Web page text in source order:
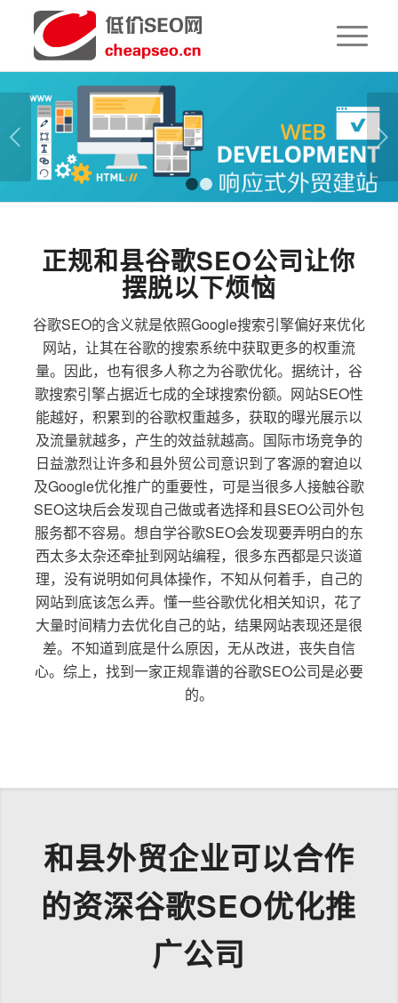
下一页
1 2
正规和县谷歌SEO公司让你
摆脱以下烦恼
谷歌SEO的含义就是依照Google搜索引擎偏好来优化
网站，让其在谷歌的搜索系统中获取更多的权重流
量。因此，也有很多人称之为谷歌优化。据统计，谷
歌搜索引擎占据近七成的全球搜索份额。网站SEO性
能越好，积累到的谷歌权重越多，获取的曝光展示以
及流量就越多，产生的效益就越高。国际市场竞争的
日益激烈让许多和县外贸公司意识到了客源的窘迫以
及Google优化推广的重要性，可是当很多人接触谷歌
SEO这块后会发现自己做或者选择和县SEO公司外包
服务都不容易。想自学谷歌SEO会发现要弄明白的东
西太多太杂还牵扯到网站编程，很多东西都是只谈道
理，没有说明如何具体操作，不知从何着手，自己的
网站到底该怎么弄。懂一些谷歌优化相关知识，花了
大量时间精力去优化自己的站，结果网站表现还是很
差。不知道到底是什么原因，无从改进，丧失自信
心。综上，找到一家正规靠谱的谷歌SEO公司是必要
的。
和县外贸企业可以合作
的资深谷歌SEO优化推
广公司